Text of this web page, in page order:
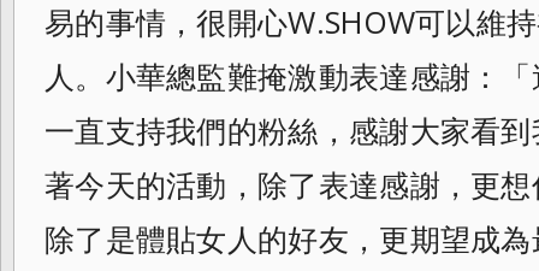
易的事情，很開心W.SHOW可以維
人。 小華總監難掩激動表達感謝：
一直支持我們的粉絲， 感謝大家看
著今天的活動， 除了表達感謝，更
除了是體貼女人的好友，更期望成